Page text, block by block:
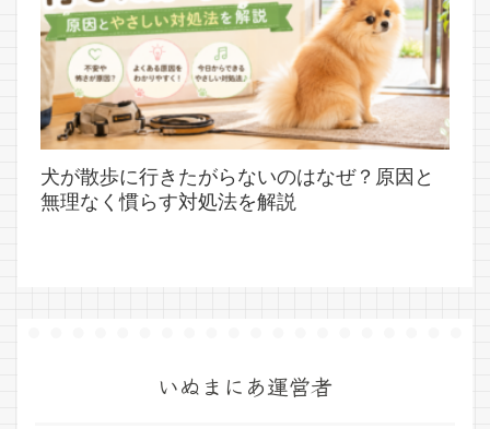
犬が散歩に行きたがらないのはなぜ？原因と
無理なく慣らす対処法を解説
いぬまにあ運営者